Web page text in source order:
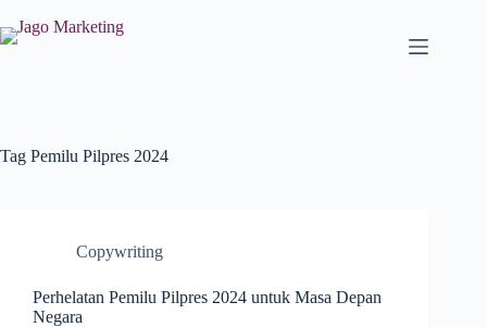
Tag Pemilu Pilpres 2024
Copywriting
Perhelatan Pemilu Pilpres 2024 untuk Masa Depan
Negara